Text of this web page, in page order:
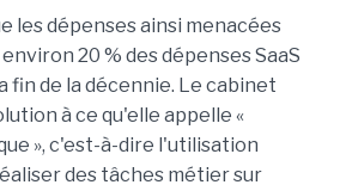
les dépenses ainsi menacées
20 % des dépenses SaaS
fin de la décennie. Le cabinet
à ce qu'elle appelle «
», c'est-à-dire l'utilisation
des tâches métier sur